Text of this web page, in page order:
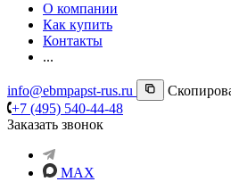
О компании
Как купить
Контакты
...
info@ebmpapst-rus.ru
+7 (495) 540-44-48
Заказать звонок
MAX